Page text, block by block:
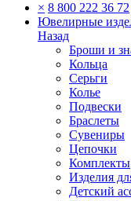
× 8 800 222 36 72
Ювелирные
Назад
Броши и
Кольца
Серьги
Колье
Подвески
Браслеты
Сувениры
Цепочки
Комплекты
Изделия
Детский